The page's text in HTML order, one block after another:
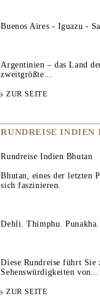
Buenos Aires - Iguazu -
Argentinien – das Land
zweitgrößte...
ZUR SEITE
RUNDREISE INDIEN
Rundreise Indien Bhutan
Bhutan, eines der letzten
sich faszinieren.
Dehli. Thimphu.
Diese Rundreise führt Sie
Sehenswürdigkeiten von...
ZUR SEITE